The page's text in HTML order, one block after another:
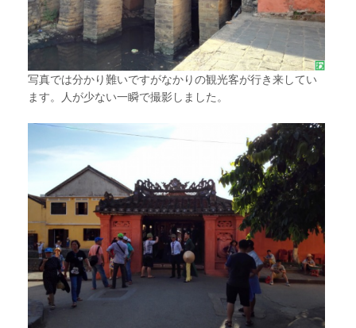
写真では分かり難いですがなかりの観光客が行き来してい
ます。人が少ない一瞬で撮影しました。